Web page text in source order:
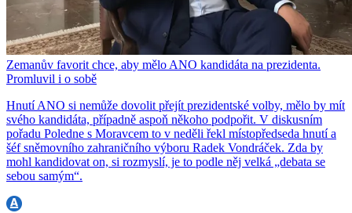
Zemanův favorit chce, aby mělo ANO kandidáta na prezidenta.
Promluvil i o sobě
Hnutí ANO si nemůže dovolit přejít prezidentské volby, mělo by mít
svého kandidáta, případně aspoň někoho podpořit. V diskusním
pořadu Poledne s Moravcem to v neděli řekl místopředseda hnutí a
šéf sněmovního zahraničního výboru Radek Vondráček. Zda by
mohl kandidovat on, si rozmyslí, je to podle něj velká „debata se
sebou samým“.